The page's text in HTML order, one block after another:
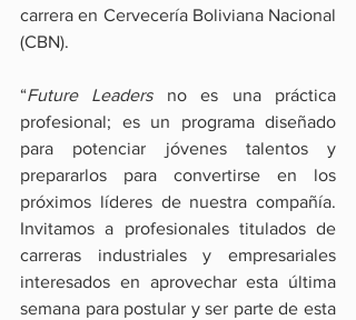
carrera en Cervecería Boliviana Nacional
(CBN).
“Future Leaders no es una práctica
profesional; es un programa diseñado
para potenciar jóvenes talentos y
prepararlos para convertirse en los
próximos líderes de nuestra compañía.
Invitamos a profesionales titulados de
carreras industriales y empresariales
interesados en aprovechar esta última
semana para postular y ser parte de esta